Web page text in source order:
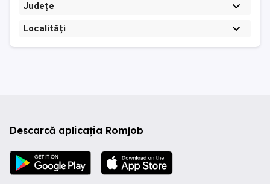
Județe
Localități
Descarcă aplicația Romjob